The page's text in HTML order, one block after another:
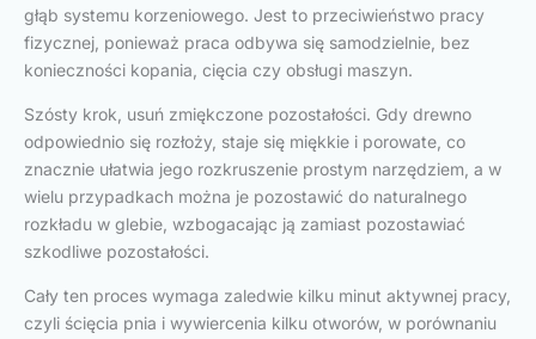
głąb systemu korzeniowego. Jest to przeciwieństwo pracy
fizycznej, ponieważ praca odbywa się samodzielnie, bez
konieczności kopania, cięcia czy obsługi maszyn.
Szósty krok, usuń zmiękczone pozostałości. Gdy drewno
odpowiednio się rozłoży, staje się miękkie i porowate, co
znacznie ułatwia jego rozkruszenie prostym narzędziem, a w
wielu przypadkach można je pozostawić do naturalnego
rozkładu w glebie, wzbogacając ją zamiast pozostawiać
szkodliwe pozostałości.
Cały ten proces wymaga zaledwie kilku minut aktywnej pracy,
czyli ścięcia pnia i wywiercenia kilku otworów, w porównaniu